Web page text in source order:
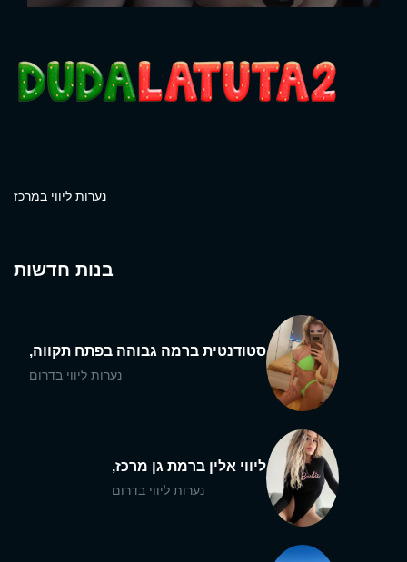
נערות ליווי במרכז
בנות חדשות
סטודנטית ברמה גבוהה בפתח תקווה,
נערות ליווי בדרום
ליווי אלין ברמת גן מרכז,
נערות ליווי בדרום